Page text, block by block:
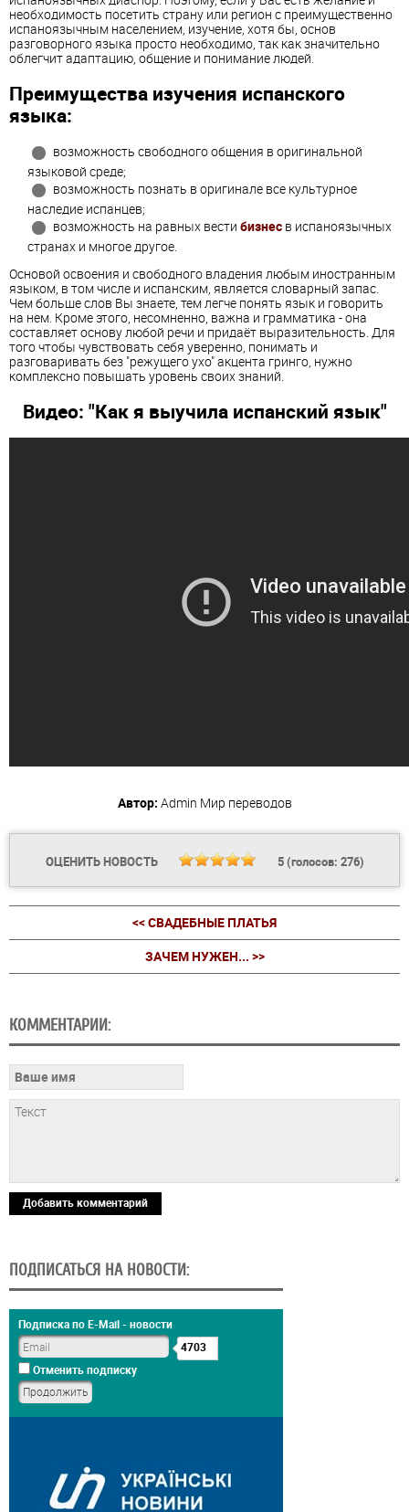
необходимость посетить страну или регион с преимущественно
испаноязычным населением, изучение, хотя бы, основ
разговорного языка просто необходимо, так как значительно
облегчит адаптацию, общение и понимание людей.
Преимущества изучения испанского
языка:
возможность свободного общения в оригинальной
языковой среде;
возможность познать в оригинале все культурное
наследие испанцев;
возможность на равных вести бизнес в испаноязычных
странах и многое другое.
Основой освоения и свободного владения любым иностранным
языком, в том числе и испанским, является словарный запас.
Чем больше слов Вы знаете, тем легче понять язык и говорить
на нем. Кроме этого, несомненно, важна и грамматика - она
составляет основу любой речи и придаёт выразительность. Для
того чтобы чувствовать себя уверенно, понимать и
разговаривать без "режущего ухо" акцента гринго, нужно
комплексно повышать уровень своих знаний.
Видео: "Как я выучила испанский язык"
Автор: Admin Мир переводов
ОЦЕНИТЬ НОВОСТЬ 5(голосов: 276)
<< СВАДЕБНЫЕ ПЛАТЬЯ
ЗАЧЕМ НУЖЕН... >>
КОММЕНТАРИИ:
Добавить комментарий
ПОДПИСАТЬСЯ НА НОВОСТИ:
Подписка по E-Mail - новости
4703
Отменить подписку